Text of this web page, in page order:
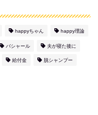
happyちゃん happy理論
バシャール 夫が寝た後に
給付金 脱シャンプー